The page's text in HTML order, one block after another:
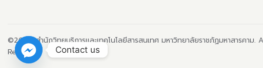
©2024 สำนักวิทยบริการและเทคโนโลยีสารสนเทศ มหาวิทยาลัยราชภัฏมหาสารคาม.
Reserved.
Contact us